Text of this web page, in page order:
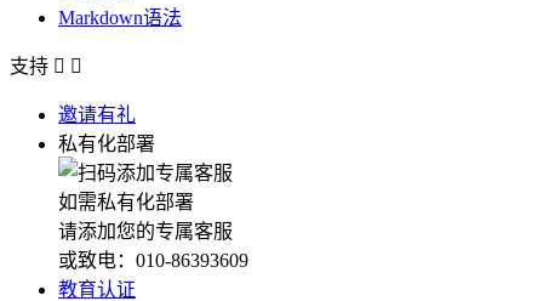
Markdown语法
支持  
邀请有礼
私有化部署
如需私有化部署
请添加您的专属客服
或致电：010-86393609
教育认证